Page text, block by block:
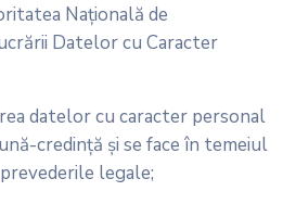
Naţională de
Datelor cu Caracter
datelor cu caracter personal
credinţă şi se face în temeiul
legale;